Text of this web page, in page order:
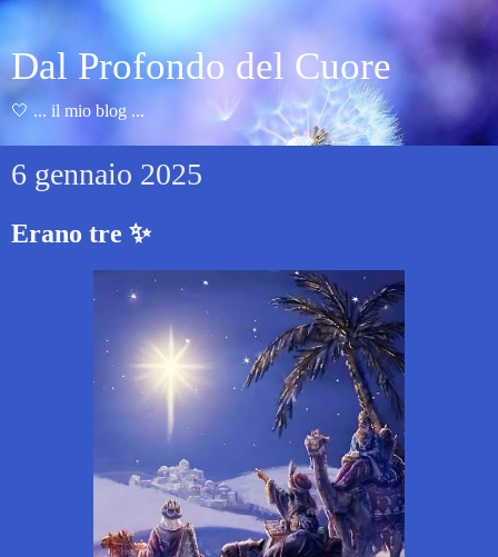
Dal Profondo del Cuore
🤍 ... il mio blog ...
6 gennaio 2025
Erano tre ✨️